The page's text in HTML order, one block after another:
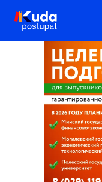
Логин
Пароль
Назад